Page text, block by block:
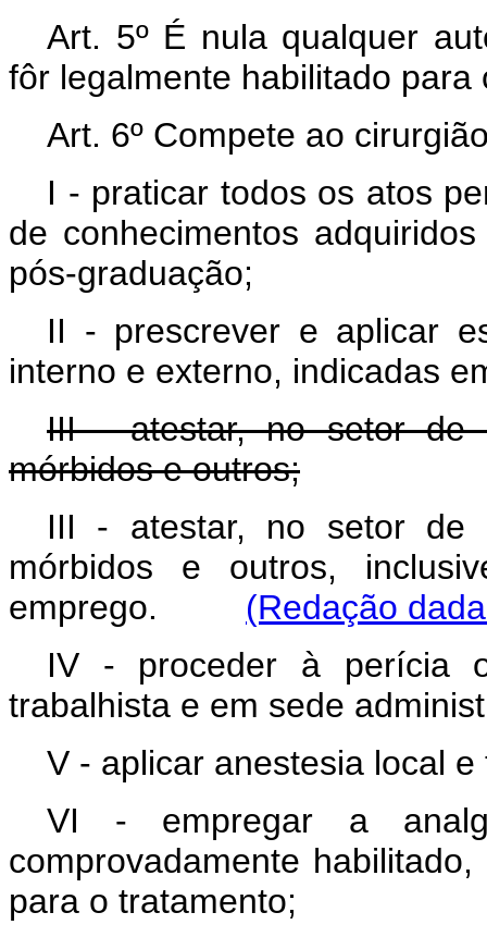
Art. 5º É nula qualquer
fôr legalmente habilitado
Art. 6º Compete ao
I - praticar todos os atos
de conhecimentos
pós-graduação;
II - prescrever e aplicar
interno e externo, indicadas
III - atestar, no setor de
mórbidos e outros;
III - atestar, no setor de
mórbidos e outros,
emprego. (Redação
IV - proceder à perícia
trabalhista e em sede
V - aplicar anestesia local e
VI - empregar a
comprovadamente
para o tratamento;